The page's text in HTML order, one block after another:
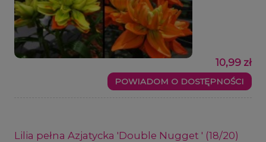
10,99 zł
POWIADOM O DOSTĘPNOŚCI
Lilia pełna Azjatycka 'Double Nugget ' (18/20)